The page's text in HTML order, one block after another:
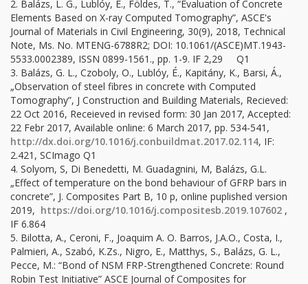
2. Balázs, L. G., Lublóy, É., Földes, T., “Evaluation of Concrete
Elements Based on X-ray Computed Tomography”, ASCE's
Journal of Materials in Civil Engineering, 30(9), 2018, Technical
Note, Ms. No. MTENG-6788R2; DOI: 10.1061/(ASCE)MT.1943-
5533.0002389, ISSN 0899-1561., pp. 1-9. IF 2,29 Q1
3. Balázs, G. L., Czoboly, O., Lublóy, É., Kapitány, K., Barsi, Á.,
„Observation of steel fibres in concrete with Computed
Tomography”, J Construction and Building Materials, Recieved:
22 Oct 2016, Receieved in revised form: 30 Jan 2017, Accepted:
22 Febr 2017, Available online: 6 March 2017, pp. 534-541,
http://dx.doi.org/10.1016/j.conbuildmat.2017.02.114, IF:
2.421, SCImago Q1
4. Solyom, S, Di Benedetti, M. Guadagnini, M, Balázs, G.L.
„Effect of temperature on the bond behaviour of GFRP bars in
concrete”, J. Composites Part B, 10 p, online puplished version
2019, https://doi.org/10.1016/j.compositesb.2019.107602 ,
IF 6.864
5. Bilotta, A., Ceroni, F., Joaquim A. O. Barros, J.A.O., Costa, I.,
Palmieri, A., Szabó, K.Zs., Nigro, E., Matthys, S., Balázs, G. L.,
Pecce, M.: “Bond of NSM FRP-Strengthened Concrete: Round
Robin Test Initiative” ASCE Journal of Composites for